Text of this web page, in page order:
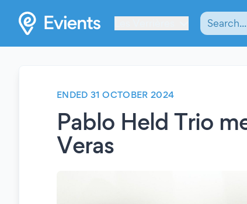
ENDED 31 OCTOBER 2024
Pablo Held Trio
Veras